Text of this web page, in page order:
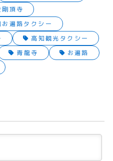
剛頂寺
お遍路タクシー
高知観光タクシー
青龍寺
お遍路